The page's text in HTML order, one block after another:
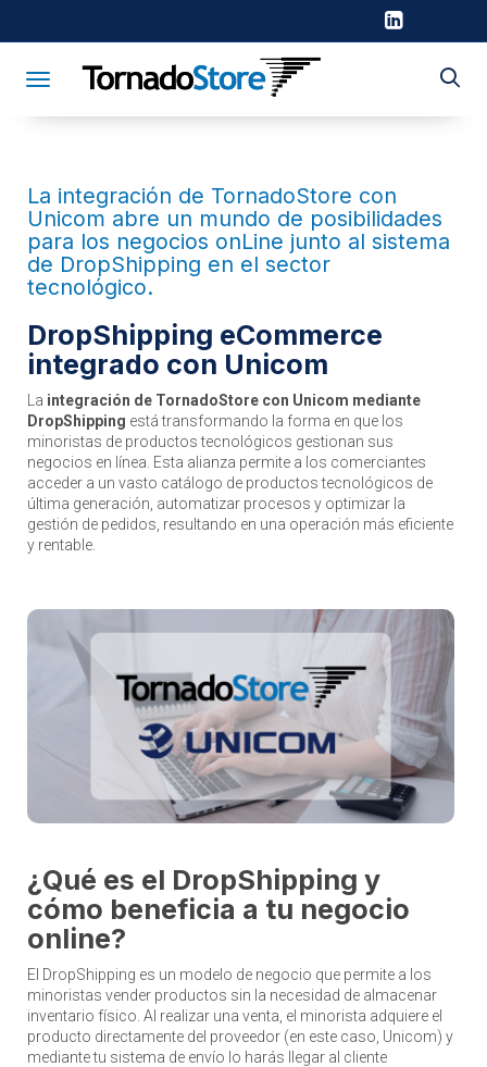
Toggle navigation
La integración de TornadoStore con
Unicom abre un mundo de posibilidades
para los negocios onLine junto al sistema
de DropShipping en el sector
tecnológico.
DropShipping eCommerce
integrado con Unicom
La integración de TornadoStore con Unicom mediante
DropShipping está transformando la forma en que los
minoristas de productos tecnológicos gestionan sus
negocios en línea. Esta alianza permite a los comerciantes
acceder a un vasto catálogo de productos tecnológicos de
última generación, automatizar procesos y optimizar la
gestión de pedidos, resultando en una operación más eficiente
y rentable.
¿Qué es el DropShipping y
cómo beneficia a tu negocio
online?
El DropShipping es un modelo de negocio que permite a los
minoristas vender productos sin la necesidad de almacenar
inventario físico. Al realizar una venta, el minorista adquiere el
producto directamente del proveedor (en este caso, Unicom) y
mediante tu sistema de envío lo harás llegar al cliente